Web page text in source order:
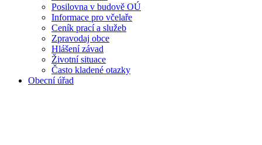
Posilovna v budově OÚ
Informace pro včelaře
Ceník prací a služeb
Zpravodaj obce
Hlášení závad
Životní situace
Často kladené otazky
Obecní úřad